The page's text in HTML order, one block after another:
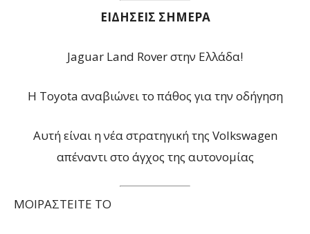
ΕΙΔΗΣΕΙΣ ΣΗΜΕΡΑ
Jaguar Land Rover στην Ελλάδα!
Η Toyota αναβιώνει το πάθος για την οδήγηση
Αυτή είναι η νέα στρατηγική της Volkswagen
απέναντι στο άγχος της αυτονομίας
ΜΟΙΡΑΣΤΕΙΤΕ ΤΟ